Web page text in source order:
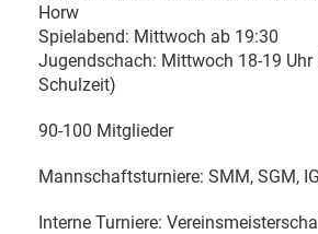
Horw
Spielabend: Mittwoch ab 19:30
Jugendschach: Mittwoch 18-19 Uhr
Schulzeit)
90-100 Mitglieder
Mannschaftsturniere: SMM, SGM,
Interne Turniere: